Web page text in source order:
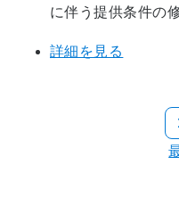
に伴う提供条件の
詳細を見る